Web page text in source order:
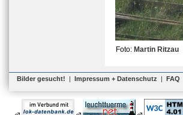
Foto: Martin Ritzau
Bilder gesucht! | Impressum + Datenschutz | FAQ